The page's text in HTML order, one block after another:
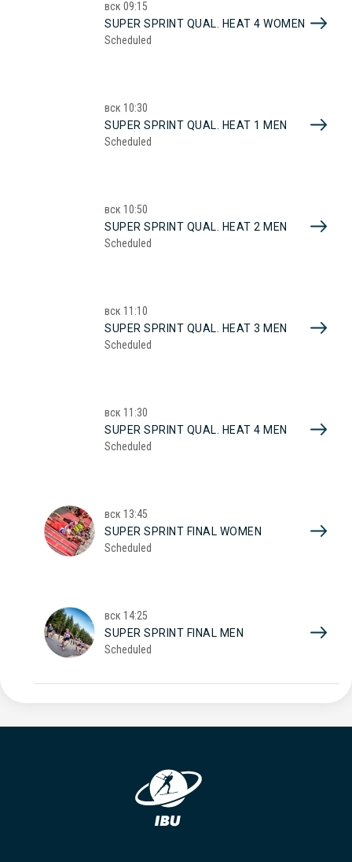
вск 09:15
SUPER SPRINT QUAL. HEAT 4 WOMEN
Scheduled
вск 10:30
SUPER SPRINT QUAL. HEAT 1 MEN
Scheduled
вск 10:50
SUPER SPRINT QUAL. HEAT 2 MEN
Scheduled
вск 11:10
SUPER SPRINT QUAL. HEAT 3 MEN
Scheduled
вск 11:30
SUPER SPRINT QUAL. HEAT 4 MEN
Scheduled
вск 13:45
SUPER SPRINT FINAL WOMEN
Scheduled
вск 14:25
SUPER SPRINT FINAL MEN
Scheduled